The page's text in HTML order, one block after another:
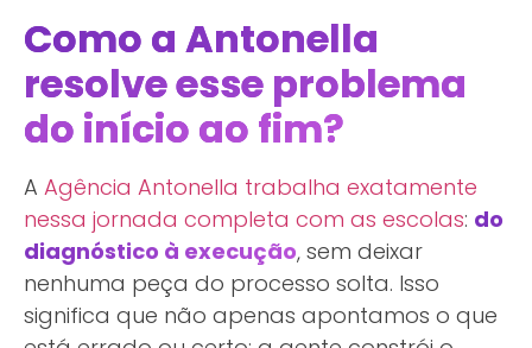
Como a Antonella
resolve esse problema
do início ao fim?
A Agência Antonella trabalha exatamente
nessa jornada completa com as escolas: do
diagnóstico à execução, sem deixar
nenhuma peça do processo solta. Isso
significa que não apenas apontamos o que